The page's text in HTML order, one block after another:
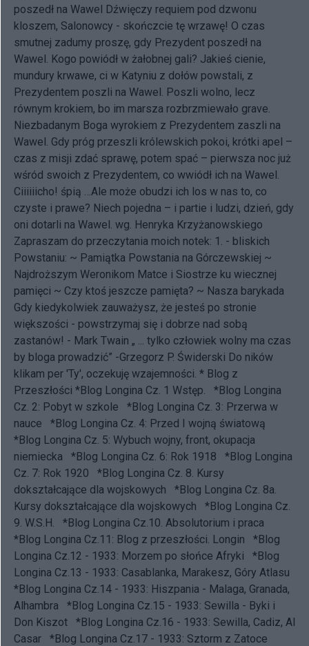
poszedł na Wawel Dźwięczy requiem pod dzwonu
kloszem, Salonowcy - skończcie tę wrzawę! O czas
smutnej zadumy proszę, gdy Prezydent poszedł na
Wawel. Kogo powiódł w żałobnej gali? Jakieś cienie,
mundury krwawe, ci w Katyniu z dołów powstali, z
Prezydentem poszli na Wawel. Poszli wolno, lecz
równym krokiem, bo im marsza rozbrzmiewało grave.
Niezbadanym Boga wyrokiem z Prezydentem zaszli na
Wawel. Gdy próg przeszli królewskich pokoi, krótki apel –
czas z misji zdać sprawę, potem spać – pierwsza noc już
wśród swoich z Prezydentem, co wwiódł ich na Wawel.
Ciiiiiicho! śpią …Ale może obudzi ich los w nas to, co
czyste i prawe? Niech pojedna – i partie i ludzi, dzień, gdy
oni dotarli na Wawel. wg. Henryka Krzyżanowskiego
Zapraszam do przeczytania moich notek: 1. - bliskich
Powstaniu: ~ Pamiątka Powstania na Górczewskiej ~
Najdroższym Weronikom Matce i Siostrze ku wiecznej
pamięci ~ Czy ktoś jeszcze pamięta? ~ Nasza barykada
Gdy kiedykolwiek zauważysz, że jesteś po stronie
większości - powstrzymaj się i dobrze nad sobą
zastanów! - Mark Twain „ ... tylko człowiek wolny ma czas
by bloga prowadzić” -Grzegorz P. Świderski Do ników
klikam per 'Ty', oczekuję wzajemności. * Blog z
Przeszłości *Blog Longina Cz. 1 Wstęp.
*Blog Longina
Cz. 2: Pobyt w szkole
*Blog Longina Cz. 3: Przerwa w
nauce
*Blog Longina Cz. 4: Przed I wojną światową
*Blog Longina Cz. 5: Wybuch wojny, front, okupacja
niemiecka
*Blog Longina Cz. 6: Rok 1918
*Blog Longina
Cz. 7: Rok 1920
*Blog Longina Cz. 8. Kursy
dokształcające dla wojskowych
*Blog Longina Cz. 8a.
Kursy dokształcające dla wojskowych
*Blog Longina Cz.
9. W.S.H.
*Blog Longina Cz.10. Absolutorium i praca
*Blog Longina Cz.11: Blog z przeszłości. Longin
*Blog
Longina Cz.12 - 1933: Morzem po słońce Afryki
*Blog
Longina Cz.13 - 1933: Casablanka, Marakesz, Góry Atlasu
*Blog Longina Cz.14 - 1933: Hiszpania - Malaga, Granada,
Alhambra
*Blog Longina Cz.15 - 1933: Sewilla - Byki i
Don Kiszot
*Blog Longina Cz.16 - 1933: Sewilla, Cadiz, Al
Casar
*Blog Longina Cz.17 - 1933: Sztorm z Zatoce